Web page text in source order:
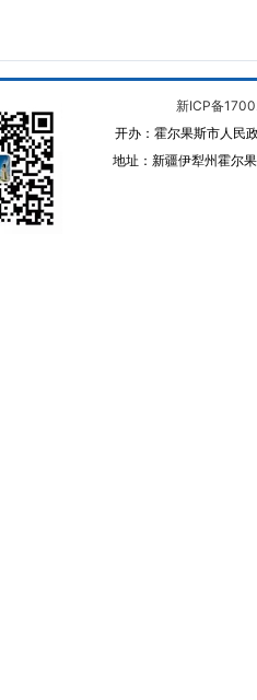
新ICP备
开办：霍尔果斯市人民
地址：新疆伊犁州霍